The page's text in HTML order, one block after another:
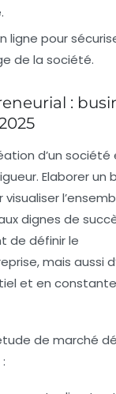
ligne pour
de la société.
:
d’un société
Elaborer un
dignes de
de définir le
mais aussi
et en constante
de marché